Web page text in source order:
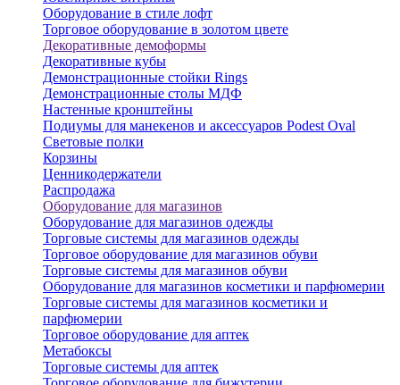
Оборудование в стиле лофт
Торговое оборудование в золотом цвете
Декоративные демоформы
Декоративные кубы
Демонстрационные стойки Rings
Демонстрационные столы МДФ
Настенные кронштейны
Подиумы для манекенов и аксессуаров Podest Oval
Световые полки
Корзины
Ценникодержатели
Распродажа
Оборудование для магазинов
Оборудование для магазинов одежды
Торговые системы для магазинов одежды
Торговое оборудование для магазинов обуви
Торговые системы для магазинов обуви
Оборудование для магазинов косметики и парфюмерии
Торговые системы для магазинов косметики и
парфюмерии
Торговое оборудование для аптек
Метабоксы
Торговые системы для аптек